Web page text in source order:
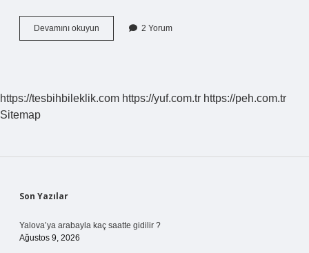
Devamını okuyun
Hangi
2 Yorum
https://tesbihbileklik.com https://yuf.com.tr https://peh.com.tr
Sitemap
Sidebar
Son Yazılar
Yalova’ya arabayla kaç saatte gidilir ?
Ağustos 9, 2026